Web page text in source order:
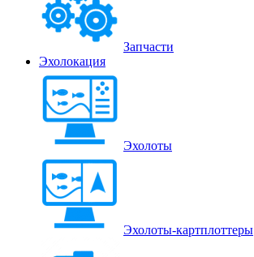
Запчасти
Эхолокация
Эхолоты
Эхолоты-картплоттеры